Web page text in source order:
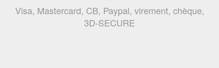
Visa, Mastercard, CB, Paypal, virement, chèque,
3D-SECURE